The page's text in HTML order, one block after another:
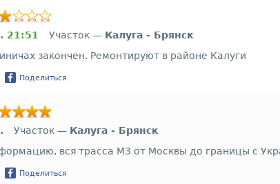
21:51 Участок — Калуга - Брянск
закончен. Ремонтируют в районе Калуги
Поделиться
Участок — Калуга - Брянск
вся трасса М3 от Москвы до границы с
Поделиться